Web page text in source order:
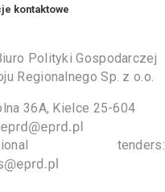
kontaktowe
Polityki Gospodarczej
Regionalnego Sp. z o.o.
36A, Kielce 25-604
tenders: